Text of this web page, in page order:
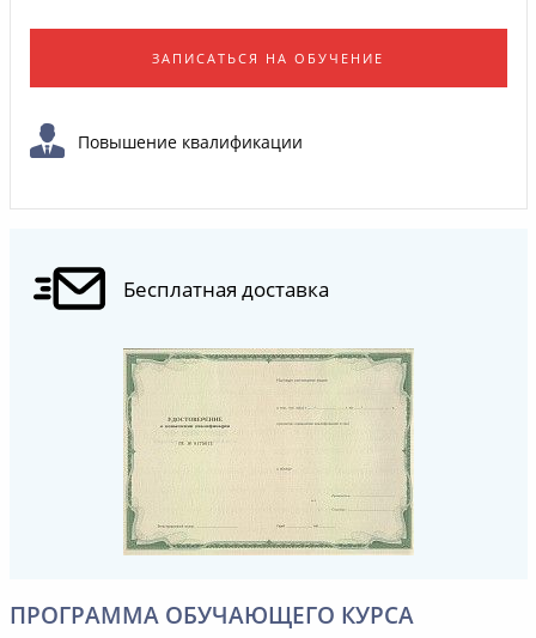
ЗАПИСАТЬСЯ НА ОБУЧЕНИЕ
Повышение квалификации
Бесплатная доставка
ПРОГРАММА ОБУЧАЮЩЕГО КУРСА